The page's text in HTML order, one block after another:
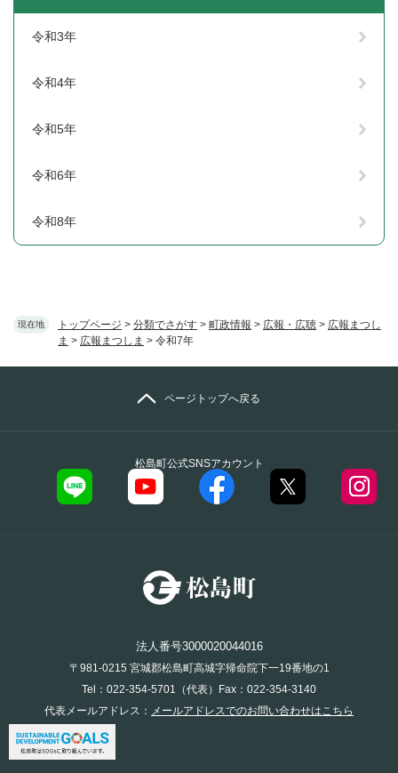
現在地 トップページ > 分類でさがす > 町政情報 > 広報・広聴 > 広報まつし
ま > 広報まつしま > 令和7年
令和3年
令和4年
令和5年
令和6年
令和8年
松島町公式SNSアカウント
ページトップへ戻る
法人番号3000020044016
〒981-0215 宮城郡松島町高城字帰命院下一19番地の1
Tel：022-354-5701（代表）Fax：022-354-3140
代表メールアドレス： メールアドレスでのお問い合わせはこちら